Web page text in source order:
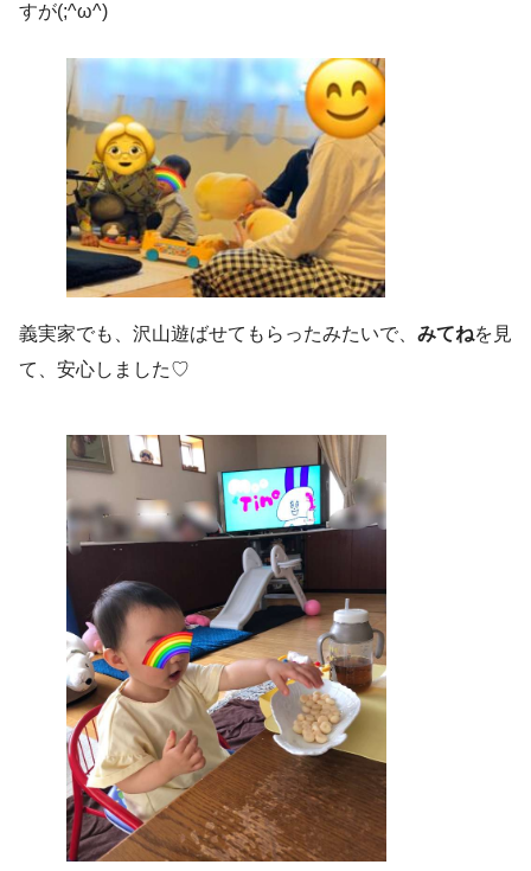
すが(;^ω^)
義実家でも、沢山遊ばせてもらったみたいで、 みてねを見
て、安心しました♡